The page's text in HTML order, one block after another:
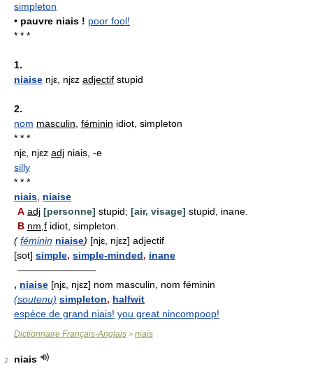
simpleton
• pauvre niais ! poor fool!
* * *
1.
niaise njɛ, njɛz adjectif stupid
2.
nom masculin féminin idiot, simpleton
* * *
njɛ, njɛz adj niais, -e
silly
* * *
niais niaise
A adj [personne] stupid; [air, visage] stupid, inane.
B nm,f idiot, simpleton.
( féminin niaise) [njɛ, njɛz] adjectif
[sot] simple, simple-minded, inane
————————
, niaise [njɛ, njɛz] nom masculin, nom féminin
(soutenu) simpleton, halfwit
espèce de grand niais! you great nincompoop!
Dictionnaire Français-Anglais > niais
2
niais